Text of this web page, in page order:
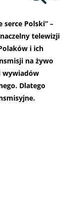
serce Polski” –
telewizji
i ich
na żywo
wywiadów
Dlatego